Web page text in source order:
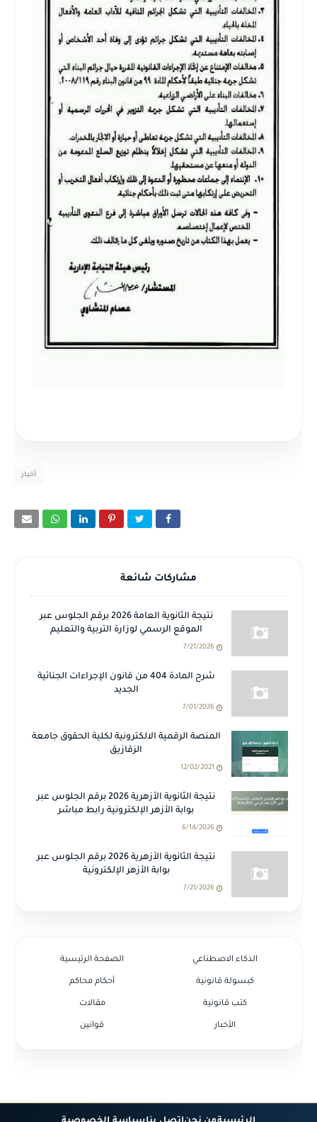
أخبار
مشاركات شائعة
نتيجة الثانوية العامة 2026 برقم الجلوس عبر
الموقع الرسمي لوزارة التربية والتعليم
7/21/2026
شرح المادة 404 من قانون الإجراءات الجنائية
الجديد
7/01/2026
المنصة الرقمية الالكترونية لكلية الحقوق جامعة
الزقازيق
12/02/2021
نتيجة الثانوية الأزهرية 2026 برقم الجلوس عبر
بوابة الأزهر الإلكترونية رابط مباشر
6/14/2026
نتيجة الثانوية الأزهرية 2026 برقم الجلوس عبر
بوابة الأزهر الإلكترونية
7/21/2026
الصفحة الرئيسية الذكاء الاصطناعي
أحكام محاكم كبسولة قانونية
مقالات كتب قانونية
قوانين الأخبار